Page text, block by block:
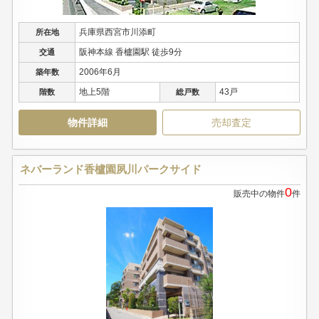
所在地 兵庫県西宮市川添町
交通 阪神本線 香櫨園駅 徒歩9分
築年数 2006年6月
階数 地上5階 総戸数 43戸
物件詳細 売却査定
ネバーランド香櫨園夙川パークサイド
販売中の物件0件